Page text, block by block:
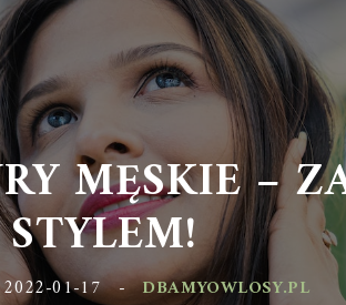
MĘSKIE –
STYLEM!
2022-01-17 - DBAMYOWLOSY.PL